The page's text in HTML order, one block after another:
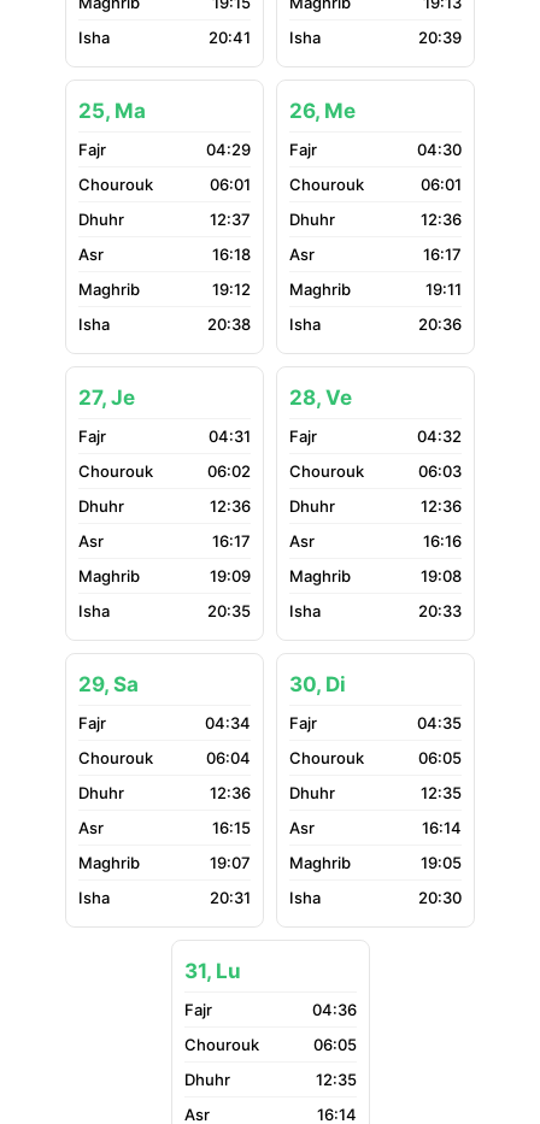
20:41
20:39
25, Ma
04:29
06:01
12:37
16:18
19:12
20:38
26, Me
04:30
06:01
12:36
16:17
19:11
20:36
27, Je
04:31
06:02
12:36
16:17
19:09
20:35
28, Ve
04:32
06:03
12:36
16:16
19:08
20:33
29, Sa
04:34
06:04
12:36
16:15
19:07
20:31
30, Di
04:35
06:05
12:35
16:14
19:05
20:30
31, Lu
04:36
06:05
12:35
16:14